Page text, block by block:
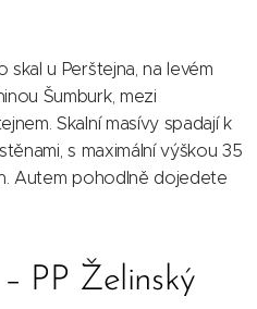
u Perštejna, na levém
Šumburk, mezi
Skalní masívy spadají k
s maximální výškou 35
Autem pohodlně dojedete
PP Želinský